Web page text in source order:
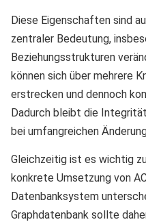
Diese Eigenschaften sind
zentraler Bedeutung,
Beziehungsstrukturen
können sich über mehrere
erstrecken und dennoch
Dadurch bleibt die
bei umfangreichen
Gleichzeitig ist es wichtig
konkrete Umsetzung von
Datenbanksystem
Graphdatenbank sollte